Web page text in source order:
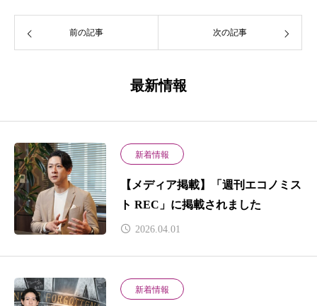
前の記事 次の記事
最新情報
新着情報
【メディア掲載】「週刊エコノミス
ト REC」に掲載されました
2026.04.01
新着情報